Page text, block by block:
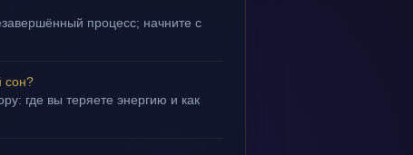
процесс; начните с
сон?
где вы теряете энергию и как